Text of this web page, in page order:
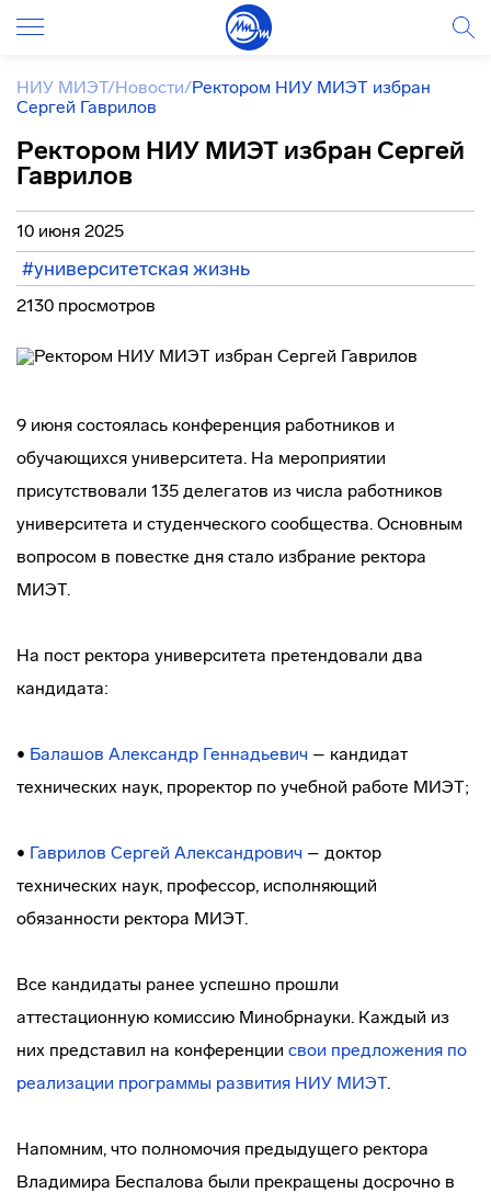
НИУ МИЭТ/Новости/Ректором НИУ МИЭТ избран
Сергей Гаврилов
Ректором НИУ МИЭТ избран Сергей
Гаврилов
10 июня 2025
#университетская жизнь
2130 просмотров
9 июня состоялась конференция работников и
обучающихся университета. На мероприятии
присутствовали 135 делегатов из числа работников
университета и студенческого сообщества. Основным
вопросом в повестке дня стало избрание ректора
МИЭТ.
На пост ректора университета претендовали два
кандидата:
• Балашов Александр Геннадьевич – кандидат
технических наук, проректор по учебной работе МИЭТ;
• Гаврилов Сергей Александрович – доктор
технических наук, профессор, исполняющий
обязанности ректора МИЭТ.
Все кандидаты ранее успешно прошли
аттестационную комиссию Минобрнауки. Каждый из
них представил на конференции свои предложения по
реализации программы развития НИУ МИЭТ.
Напомним, что полномочия предыдущего ректора
Владимира Беспалова были прекращены досрочно в